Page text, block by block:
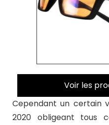
Voir les
Cependant un certain
2020 obligeant tous